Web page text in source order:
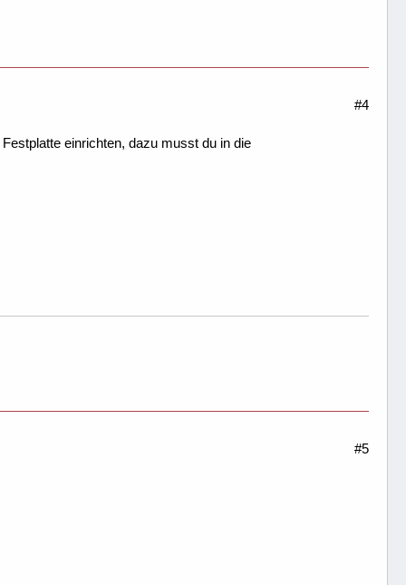
#4
einrichten, dazu musst du in die
#5